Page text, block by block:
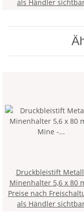
als Händler
Druckbleistift
Minenhalter 5,6 x 80 mm
Mine - Schwarz - inklusive
Minenspitzer >
Preise nach
als Händler